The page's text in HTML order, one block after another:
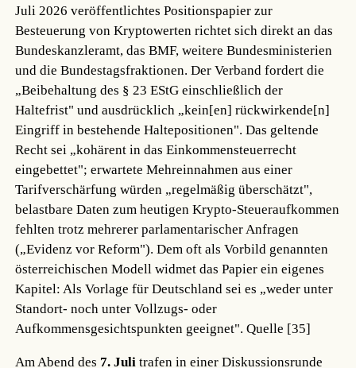
Juli 2026 veröffentlichtes Positionspapier zur
Besteuerung von Kryptowerten richtet sich direkt an das
Bundeskanzleramt, das BMF, weitere Bundesministerien
und die Bundestagsfraktionen. Der Verband fordert die
„Beibehaltung des § 23 EStG einschließlich der
Haltefrist" und ausdrücklich „kein[en] rückwirkende[n]
Eingriff in bestehende Haltepositionen". Das geltende
Recht sei „kohärent in das Einkommensteuerrecht
eingebettet"; erwartete Mehreinnahmen aus einer
Tarifverschärfung würden „regelmäßig überschätzt",
belastbare Daten zum heutigen Krypto-Steueraufkommen
fehlten trotz mehrerer parlamentarischer Anfragen
(„Evidenz vor Reform"). Dem oft als Vorbild genannten
österreichischen Modell widmet das Papier ein eigenes
Kapitel: Als Vorlage für Deutschland sei es „weder unter
Standort- noch unter Vollzugs- oder
Aufkommensgesichtspunkten geeignet".Quelle [35]
Am Abend des 7. Juli trafen in einer Diskussionsrunde